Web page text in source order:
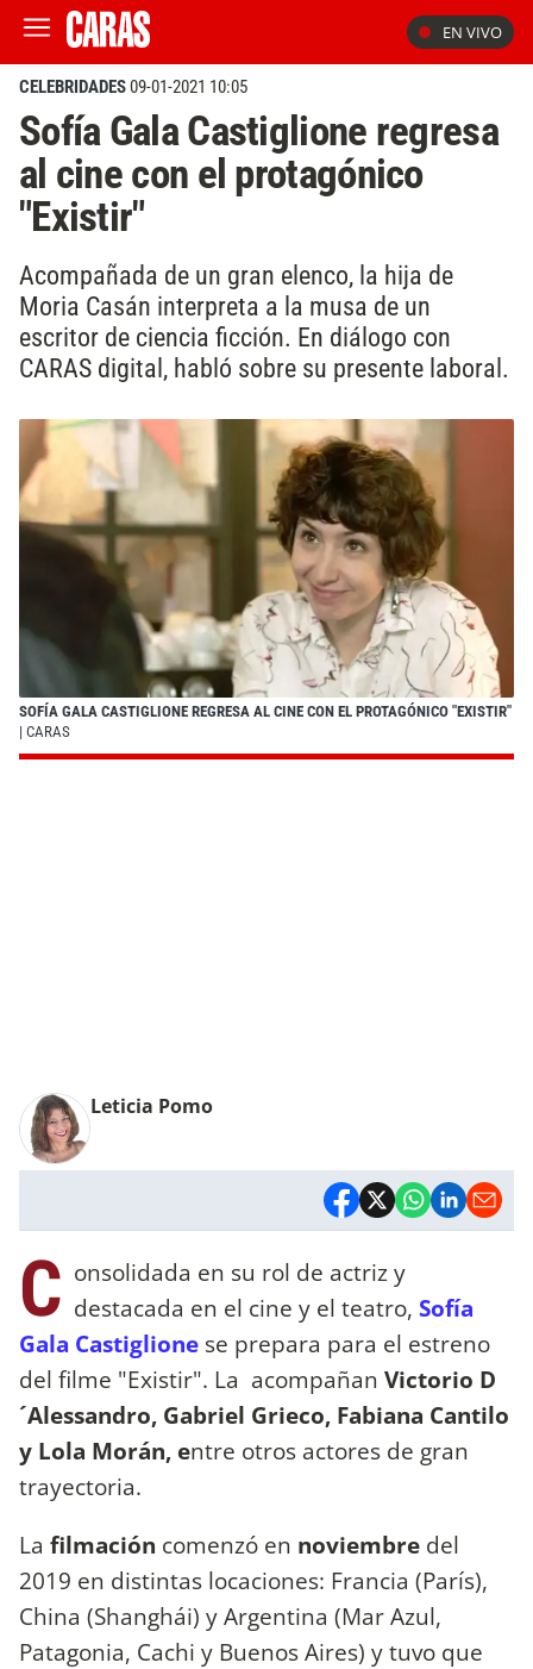
EN VIVO
CELEBRIDADES09-01-2021 10:05
Sofía Gala Castiglione regresa
al cine con el protagónico
"Existir"
Acompañada de un gran elenco, la hija de
Moria Casán interpreta a la musa de un
escritor de ciencia ficción. En diálogo con
CARAS digital, habló sobre su presente laboral.
SOFÍA GALA CASTIGLIONE REGRESA AL CINE CON EL PROTAGÓNICO "EXISTIR"
| CARAS
Leticia Pomo
C onsolidada en su rol de actriz y
destacada en el cine y el teatro, Sofía
Gala Castiglione se prepara para el estreno
del filme "Existir". La acompañan Victorio D
´Alessandro, Gabriel Grieco, Fabiana Cantilo
y Lola Morán, entre otros actores de gran
trayectoria.
La filmación comenzó en noviembre del
2019 en distintas locaciones: Francia (París),
China (Shanghái) y Argentina (Mar Azul,
Patagonia, Cachi y Buenos Aires) y tuvo que